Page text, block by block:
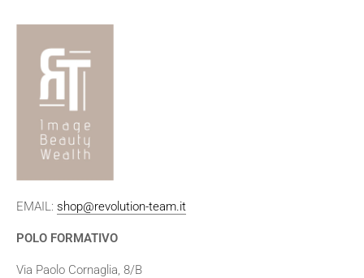
EMAIL: shop@revolution-team.it
POLO FORMATIVO
Via Paolo Cornaglia, 8/B